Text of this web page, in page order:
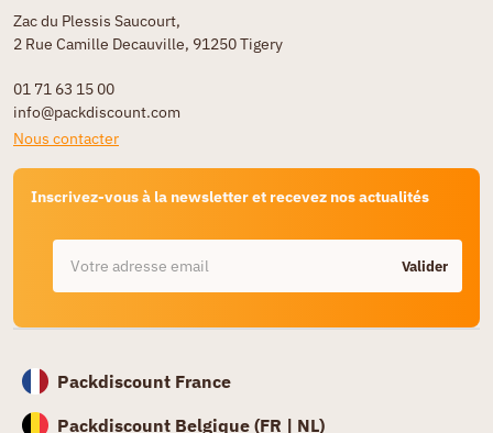
Zac du Plessis Saucourt,
2 Rue Camille Decauville, 91250 Tigery
01 71 63 15 00
info@packdiscount.com
Nous contacter
Inscrivez-vous à la newsletter et recevez nos actualités
Valider
Packdiscount France
Packdiscount Belgique (FR | NL)